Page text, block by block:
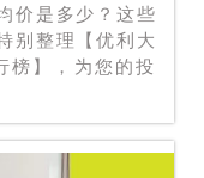
价是多少？这些
别整理【优利大
榜】，为您的投